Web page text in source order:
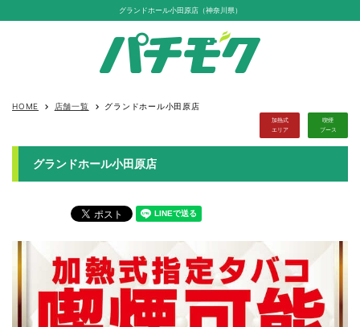
グランドホール小田原店（神奈川県）
HOME keyboard_arrow_right 店舗一覧 keyboard_arrow_right グランドホール小田原店
加熱式
エリア
喫煙
ブース
グランドホール小田原店